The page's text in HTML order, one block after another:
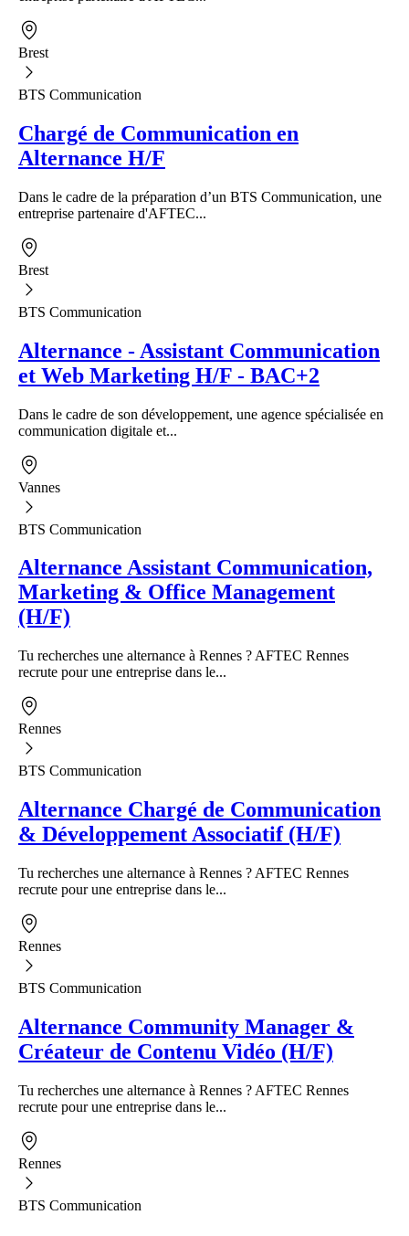
Brest
BTS Communication
Chargé de Communication en
Alternance H/F
Dans le cadre de la préparation d’un BTS Communication, une
entreprise partenaire d'AFTEC...
Brest
BTS Communication
Alternance - Assistant Communication
et Web Marketing H/F - BAC+2
Dans le cadre de son développement, une agence spécialisée en
communication digitale et...
Vannes
BTS Communication
Alternance Assistant Communication,
Marketing & Office Management
(H/F)
Tu recherches une alternance à Rennes ? AFTEC Rennes
recrute pour une entreprise dans le...
Rennes
BTS Communication
Alternance Chargé de Communication
& Développement Associatif (H/F)
Tu recherches une alternance à Rennes ? AFTEC Rennes
recrute pour une entreprise dans le...
Rennes
BTS Communication
Alternance Community Manager &
Créateur de Contenu Vidéo (H/F)
Tu recherches une alternance à Rennes ? AFTEC Rennes
recrute pour une entreprise dans le...
Rennes
BTS Communication